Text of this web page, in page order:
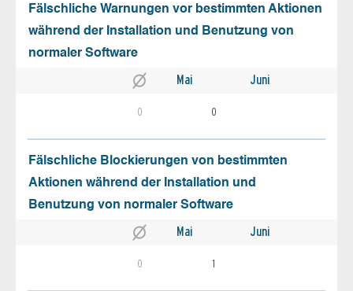
Fälschliche Warnungen vor bestimmten Aktionen
während der Installation und Benutzung von
normaler Software
Mai Juni
0 0
Fälschliche Blockierungen von bestimmten
Aktionen während der Installation und
Benutzung von normaler Software
Mai Juni
0 1